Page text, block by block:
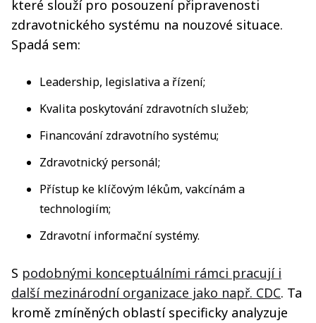
které slouží pro posouzení připravenosti
zdravotnického systému na nouzové situace.
Spadá sem:
Leadership, legislativa a řízení;
Kvalita poskytování zdravotních služeb;
Financování zdravotního systému;
Zdravotnický personál;
Přístup ke klíčovým lékům, vakcínám a
technologiím;
Zdravotní informační systémy.
S podobnými konceptuálními rámci pracují i
další mezinárodní organizace jako např. CDC. Ta
kromě zmíněných oblastí specificky analyzuje